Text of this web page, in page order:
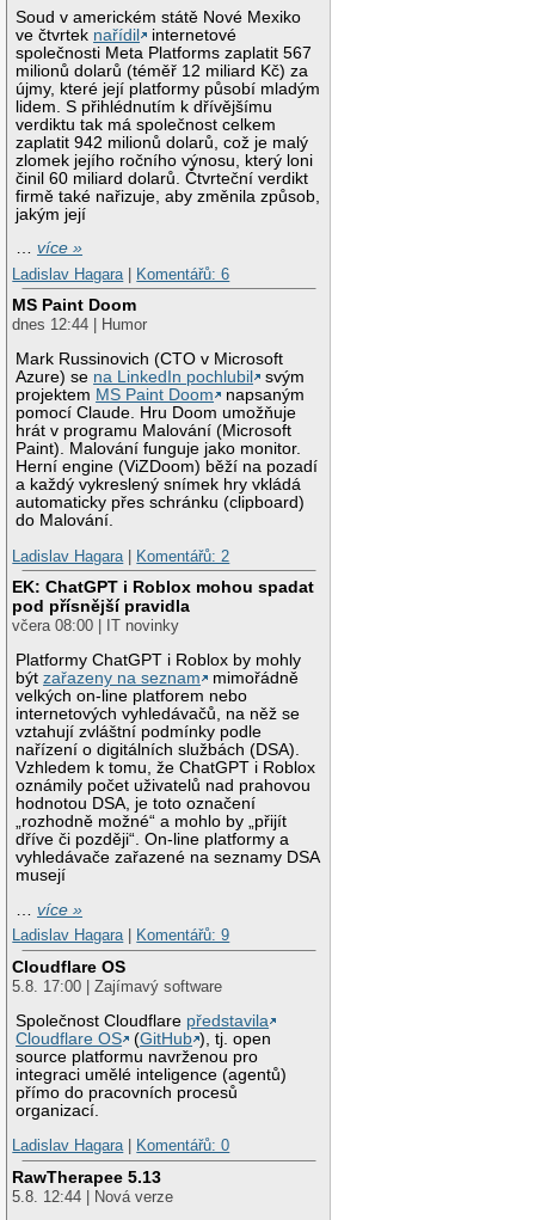
Soud v americkém státě Nové Mexiko
ve čtvrtek nařídil
internetové
společnosti Meta Platforms zaplatit 567
milionů dolarů (téměř 12 miliard Kč) za
újmy, které její platformy působí mladým
lidem. S přihlédnutím k dřívějšímu
verdiktu tak má společnost celkem
zaplatit 942 milionů dolarů, což je malý
zlomek jejího ročního výnosu, který loni
činil 60 miliard dolarů. Čtvrteční verdikt
firmě také nařizuje, aby změnila způsob,
jakým její
…více »
Ladislav Hagara
Komentářů: 6
MS Paint Doom
dnes 12:44 | Humor
Mark Russinovich (CTO v Microsoft
Azure) se na LinkedIn pochlubil
svým
projektem MS Paint Doom
napsaným
pomocí Claude. Hru Doom umožňuje
hrát v programu Malování (Microsoft
Paint). Malování funguje jako monitor.
Herní engine (ViZDoom) běží na pozadí
a každý vykreslený snímek hry vkládá
automaticky přes schránku (clipboard)
do Malování.
Ladislav Hagara
Komentářů: 2
EK: ChatGPT i Roblox mohou spadat
pod přísnější pravidla
včera 08:00 | IT novinky
Platformy ChatGPT i Roblox by mohly
býtzařazeny na seznam
mimořádně
velkých on-line platforem nebo
internetových vyhledávačů, na něž se
vztahují zvláštní podmínky podle
nařízení o digitálních službách (DSA).
Vzhledem k tomu, že ChatGPT i Roblox
oznámily počet uživatelů nad prahovou
hodnotou DSA, je toto označení
„rozhodně možné“ a mohlo by „přijít
dříve či později“. On-line platformy a
vyhledávače zařazené na seznamy DSA
musejí
…více »
Ladislav Hagara| Komentářů: 9
Cloudflare OS
5.8. 17:00 | Zajímavý software
Společnost Cloudflare představila
Cloudflare OS
(GitHub ), tj. open
source platformu navrženou pro
integraci umělé inteligence (agentů)
přímo do pracovních procesů
organizací.
Ladislav Hagara| Komentářů: 0
RawTherapee 5.13
5.8. 12:44 | Nová verze